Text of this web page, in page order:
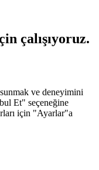
çalışıyoruz.
sunmak ve deneyimini
Et" seçeneğine
için "Ayarlar"a